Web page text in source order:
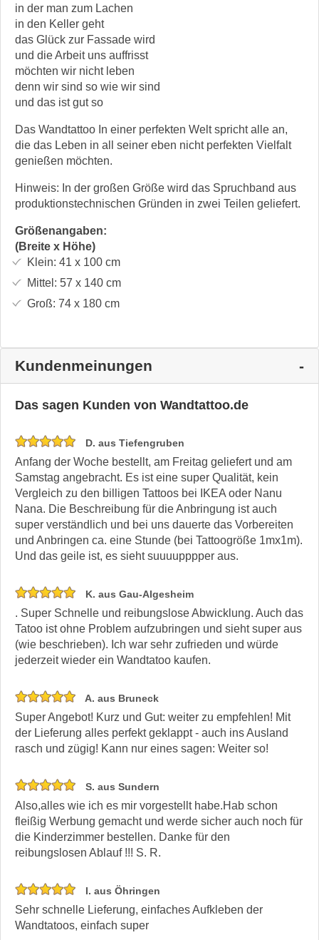
in der man zum Lachen
in den Keller geht
das Glück zur Fassade wird
und die Arbeit uns auffrisst
möchten wir nicht leben
denn wir sind so wie wir sind
und das ist gut so
Das Wandtattoo In einer perfekten Welt spricht alle an,
die das Leben in all seiner eben nicht perfekten Vielfalt
genießen möchten.
Hinweis: In der großen Größe wird das Spruchband aus
produktionstechnischen Gründen in zwei Teilen geliefert.
Größenangaben:
(Breite x Höhe)
Klein: 41 x 100cm
Mittel: 57 x 140cm
Groß: 74 x 180cm
Kundenmeinungen
Das sagen Kunden von Wandtattoo.de
D. aus Tiefengruben
Anfang der Woche bestellt, am Freitag geliefert und am
Samstag angebracht. Es ist eine super Qualität, kein
Vergleich zu den billigen Tattoos bei IKEA oder Nanu
Nana. Die Beschreibung für die Anbringung ist auch
super verständlich und bei uns dauerte das Vorbereiten
und Anbringen ca. eine Stunde (bei Tattoogröße 1mx1m).
Und das geile ist, es sieht suuuupppper aus.
K. aus Gau-Algesheim
. Super Schnelle und reibungslose Abwicklung. Auch das
Tatoo ist ohne Problem aufzubringen und sieht super aus
(wie beschrieben). Ich war sehr zufrieden und würde
jederzeit wieder ein Wandtatoo kaufen.
A. aus Bruneck
Super Angebot! Kurz und Gut: weiter zu empfehlen! Mit
der Lieferung alles perfekt geklappt - auch ins Ausland
rasch und zügig! Kann nur eines sagen: Weiter so!
S. aus Sundern
Also,alles wie ich es mir vorgestellt habe.Hab schon
fleißig Werbung gemacht und werde sicher auch noch für
die Kinderzimmer bestellen. Danke für den
reibungslosen Ablauf !!! S. R.
I. aus Öhringen
Sehr schnelle Lieferung, einfaches Aufkleben der
Wandtatoos, einfach super